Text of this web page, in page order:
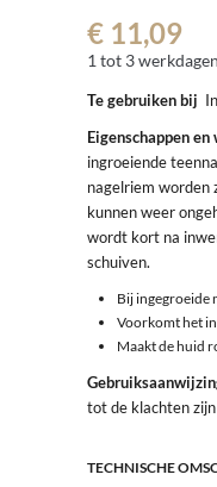
€ 11,09
1 tot 3
Te gebruiken bij
Eigenschappen
ingroeiende
nagelriem worden
kunnen weer
wordt kort na
schuiven.
Bij ingegroeide
Voorkomt het
Maakt de huid
tot de klachten
TECHNISCHE